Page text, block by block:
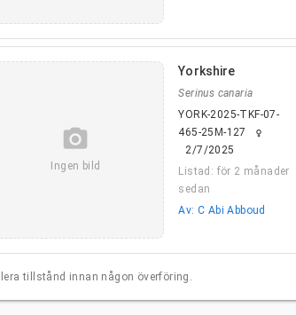
camera_alt
Ingen bild
Yorkshire
Serinus canaria
YORK-2025-TKF-07-
465-25M-127
female
2/7/2025
Listad: för 2 månader
sedan
Av: C Abi Abboud
tillstånd innan någon överföring.